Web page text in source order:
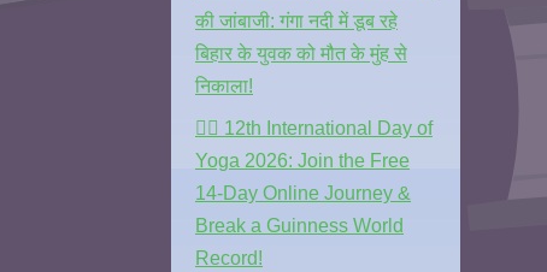
की जांबाजी: गंगा नदी में डूब रहे
बिहार के युवक को मौत के मुंह से
निकाला!
🧘‍♂️ 12th International Day of
Yoga 2026: Join the Free
14-Day Online Journey &
Break a Guinness World
Record!